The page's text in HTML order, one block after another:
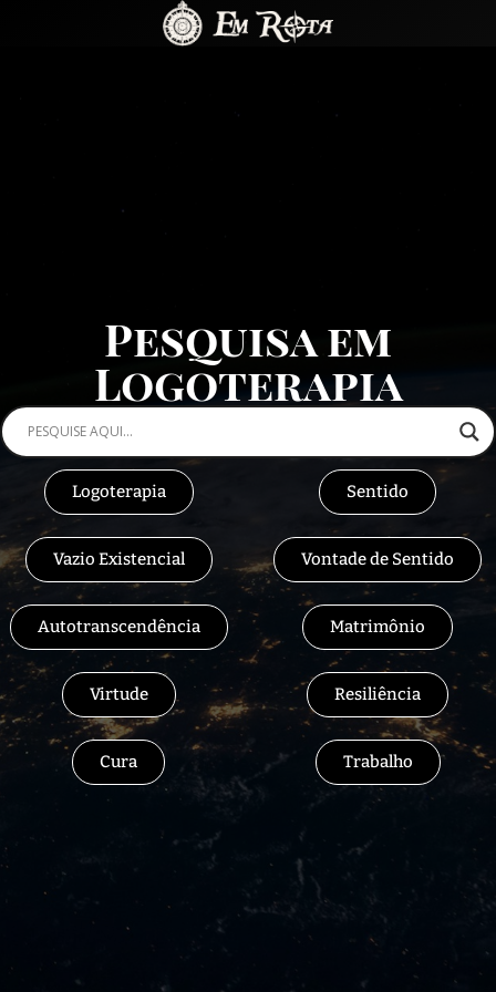
Pesquisa em
Logoterapia
Logoterapia Sentido
Vazio Existencial Vontade de Sentido
Autotranscendência Matrimônio
Virtude Resiliência
Cura Trabalho